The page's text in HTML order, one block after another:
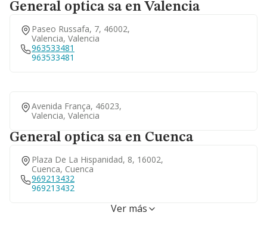
General optica sa en Valencia
Paseo Russafa, 7, 46002,
Valencia, Valencia
963533481
963533481
Avenida França, 46023,
Valencia, Valencia
General optica sa en Cuenca
Plaza De La Hispanidad, 8, 16002,
Cuenca, Cuenca
969213432
969213432
Ver más